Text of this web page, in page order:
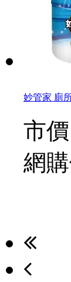
妙管家 廁
市價
網購